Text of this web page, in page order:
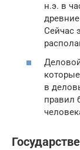
н.э. в
Сейчас
в
правил